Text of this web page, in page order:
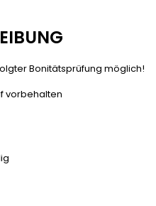
Bonitätsprüfung möglich!
vorbehalten